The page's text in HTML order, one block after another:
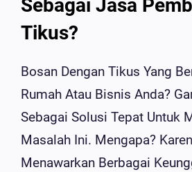
Sebagai Jasa
Tikus?
Bosan Dengan Tikus Yang
Rumah Atau Bisnis Anda?
Sebagai Solusi Tepat Untuk
Masalah Ini. Mengapa?
Menawarkan Berbagai